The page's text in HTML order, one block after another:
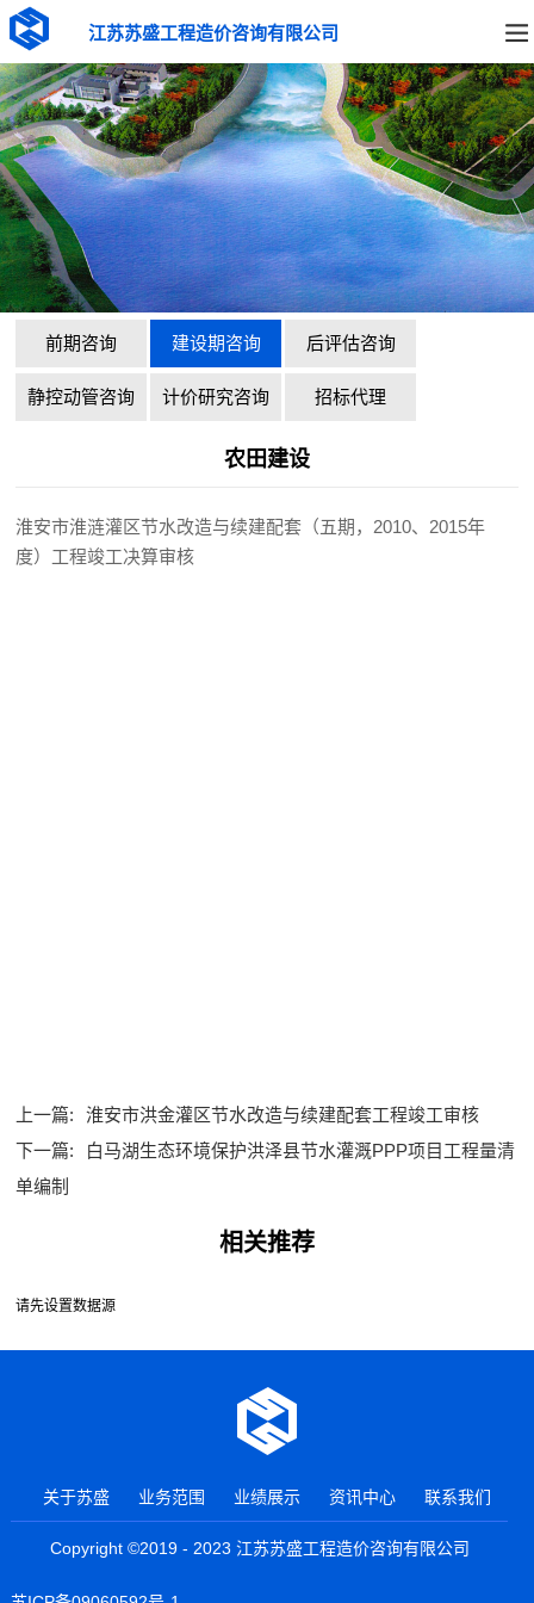
江苏苏盛工程造价咨询有限公司
前期咨询 建设期咨询 后评估咨询
静控动管咨询 计价研究咨询 招标代理
农田建设
淮安市淮涟灌区节水改造与续建配套（五期，2010、2015年
度）工程竣工决算审核
上一篇:
淮安市洪金灌区节水改造与续建配套工程竣工审核
下一篇:
白马湖生态环境保护洪泽县节水灌溉PPP项目工程量清
单编制
相关推荐
请先设置数据源
关于苏盛 业务范围 业绩展示 资讯中心 联系我们
Copyright ©2019 - 2023 江苏苏盛工程造价咨询有限公司